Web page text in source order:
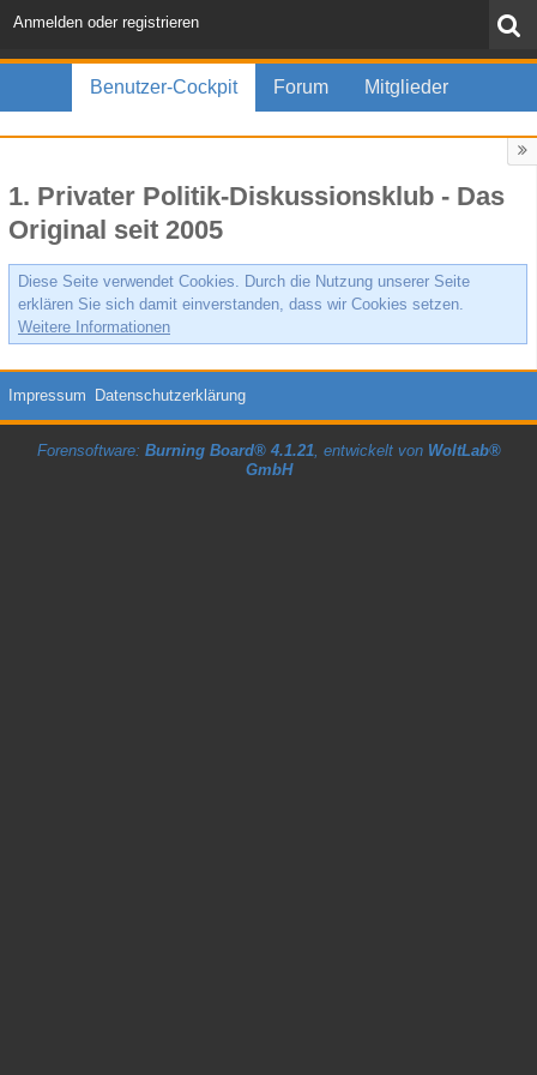
Anmelden oder registrieren
Benutzer-Cockpit Forum Mitglieder
1. Privater Politik-Diskussionsklub - Das
Original seit 2005
Diese Seite verwendet Cookies. Durch die Nutzung unserer Seite
erklären Sie sich damit einverstanden, dass wir Cookies setzen.
Weitere Informationen
Impressum Datenschutzerklärung
Forensoftware: Burning Board® 4.1.21, entwickelt von WoltLab®
GmbH